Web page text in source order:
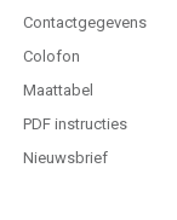
Contactgegevens
Colofon
Maattabel
PDF instructies
Nieuwsbrief